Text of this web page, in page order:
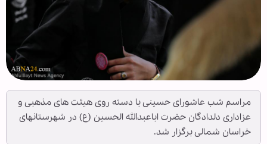
مراسم شب عاشورای حسینی با دسته روی هیئت های مذهبی و
عزاداری دلدادگان حضرت اباعبدالله الحسین (ع) در شهرستانهای
خراسان شمالی برگزار شد.